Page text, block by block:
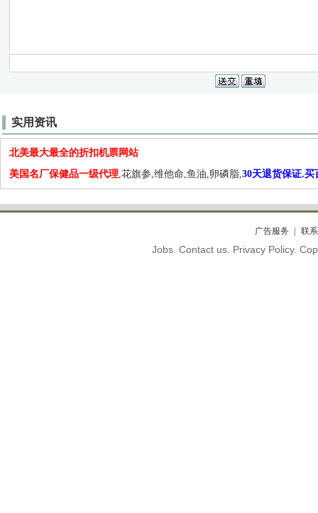
实用资讯
北美最大最全的折扣机票网站
美国名厂保健品一级代理,花旗参,维他命,鱼油,卵磷脂,30天退货保证.买
广告服务 联
Jobs. Contact us. Privacy Policy.